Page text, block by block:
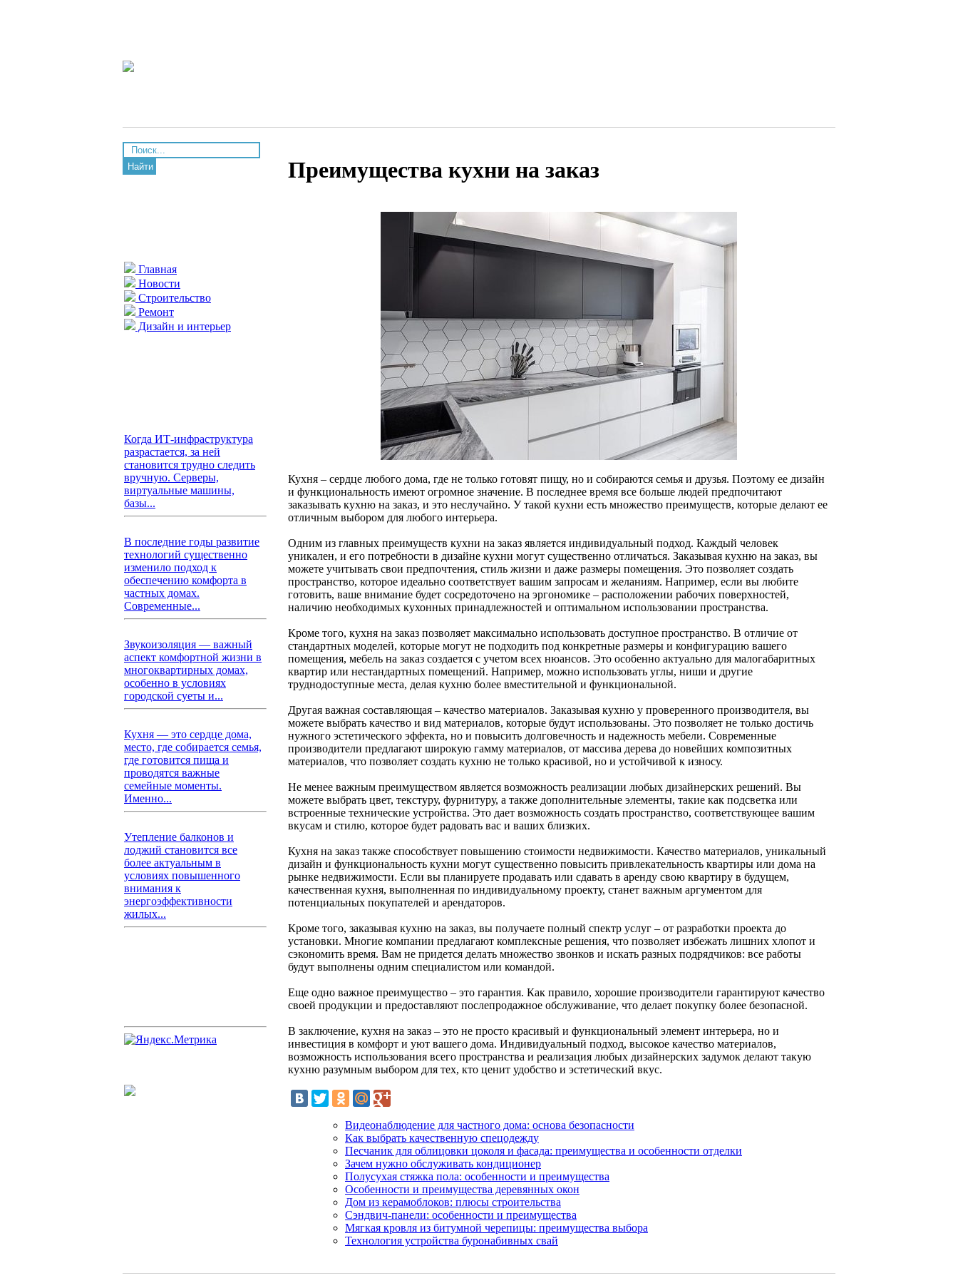
Найти
Главная
Новости
Строительство
Ремонт
Дизайн и интерьер
Когда ИТ-инфраструктура
разрастается, за ней
становится трудно следить
вручную. Серверы,
виртуальные машины,
базы...
В последние годы развитие
технологий существенно
изменило подход к
обеспечению комфорта в
частных домах.
Современные...
Звукоизоляция — важный
аспект комфортной жизни в
многоквартирных домах,
особенно в условиях
городской суеты и...
Кухня — это сердце дома,
место, где собирается семья,
где готовится пища и
проводятся важные
семейные моменты.
Именно...
Утепление балконов и
лоджий становится все
более актуальным в
условиях повышенного
внимания к
энергоэффективности
жилых...
Преимущества кухни на заказ
Кухня – сердце любого дома, где не только готовят пищу, но и собираются семья и друзья. Поэтому ее дизайн
и функциональность имеют огромное значение. В последнее время все больше людей предпочитают
заказывать кухню на заказ, и это неслучайно. У такой кухни есть множество преимуществ, которые делают ее
отличным выбором для любого интерьера.
Одним из главных преимуществ кухни на заказ является индивидуальный подход. Каждый человек
уникален, и его потребности в дизайне кухни могут существенно отличаться. Заказывая кухню на заказ, вы
можете учитывать свои предпочтения, стиль жизни и даже размеры помещения. Это позволяет создать
пространство, которое идеально соответствует вашим запросам и желаниям. Например, если вы любите
готовить, ваше внимание будет сосредоточено на эргономике – расположении рабочих поверхностей,
наличию необходимых кухонных принадлежностей и оптимальном использовании пространства.
Кроме того, кухня на заказ позволяет максимально использовать доступное пространство. В отличие от
стандартных моделей, которые могут не подходить под конкретные размеры и конфигурацию вашего
помещения, мебель на заказ создается с учетом всех нюансов. Это особенно актуально для малогабаритных
квартир или нестандартных помещений. Например, можно использовать углы, ниши и другие
труднодоступные места, делая кухню более вместительной и функциональной.
Другая важная составляющая – качество материалов. Заказывая кухню у проверенного производителя, вы
можете выбрать качество и вид материалов, которые будут использованы. Это позволяет не только достичь
нужного эстетического эффекта, но и повысить долговечность и надежность мебели. Современные
производители предлагают широкую гамму материалов, от массива дерева до новейших композитных
материалов, что позволяет создать кухню не только красивой, но и устойчивой к износу.
Не менее важным преимуществом является возможность реализации любых дизайнерских решений. Вы
можете выбрать цвет, текстуру, фурнитуру, а также дополнительные элементы, такие как подсветка или
встроенные технические устройства. Это дает возможность создать пространство, соответствующее вашим
вкусам и стилю, которое будет радовать вас и ваших близких.
Кухня на заказ также способствует повышению стоимости недвижимости. Качество материалов, уникальный
дизайн и функциональность кухни могут существенно повысить привлекательность квартиры или дома на
рынке недвижимости. Если вы планируете продавать или сдавать в аренду свою квартиру в будущем,
качественная кухня, выполненная по индивидуальному проекту, станет важным аргументом для
потенциальных покупателей и арендаторов.
Кроме того, заказывая кухню на заказ, вы получаете полный спектр услуг – от разработки проекта до
установки. Многие компании предлагают комплексные решения, что позволяет избежать лишних хлопот и
сэкономить время. Вам не придется делать множество звонков и искать разных подрядчиков: все работы
будут выполнены одним специалистом или командой.
Еще одно важное преимущество – это гарантия. Как правило, хорошие производители гарантируют качество
своей продукции и предоставляют послепродажное обслуживание, что делает покупку более безопасной.
В заключение, кухня на заказ – это не просто красивый и функциональный элемент интерьера, но и
инвестиция в комфорт и уют вашего дома. Индивидуальный подход, высокое качество материалов,
возможность использования всего пространства и реализация любых дизайнерских задумок делают такую
кухню разумным выбором для тех, кто ценит удобство и эстетический вкус.
Видеонаблюдение для частного дома: основа безопасности
Как выбрать качественную спецодежду
Песчаник для облицовки цоколя и фасада: преимущества и особенности отделки
Зачем нужно обслуживать кондиционер
Полусухая стяжка пола: особенности и преимущества
Особенности и преимущества деревянных окон
Дом из керамоблоков: плюсы строительства
Сэндвич-панели: особенности и преимущества
Мягкая кровля из битумной черепицы: преимущества выбора
Технология устройства буронабивных свай